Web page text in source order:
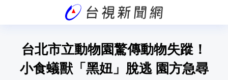
台北市立動物園驚傳動物失蹤！
小食蟻獸「黑妞」脫逃 園方急尋